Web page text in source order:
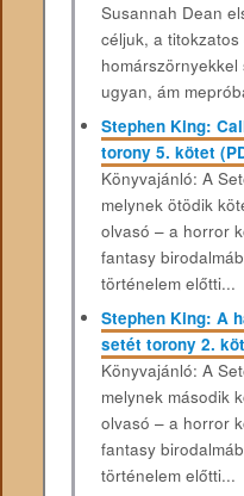
Susannah Dean
céljuk, a
ugyan, ám
Stephen King:
torony 5. kötet
Könyvajánló: A
melynek ötödik
olvasó – a horror
fantasy
történelem előtti...
Stephen King: A
setét torony 2.
Könyvajánló: A
melynek második
olvasó – a horror
fantasy
történelem előtti...